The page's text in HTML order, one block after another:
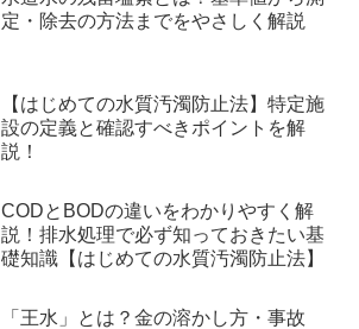
定・除去の方法までをやさしく解説
【はじめての水質汚濁防止法】特定施
設の定義と確認すべきポイントを解
説！
CODとBODの違いをわかりやすく解
説！排水処理で必ず知っておきたい基
礎知識【はじめての水質汚濁防止法】
「王水」とは？金の溶かし方・事故